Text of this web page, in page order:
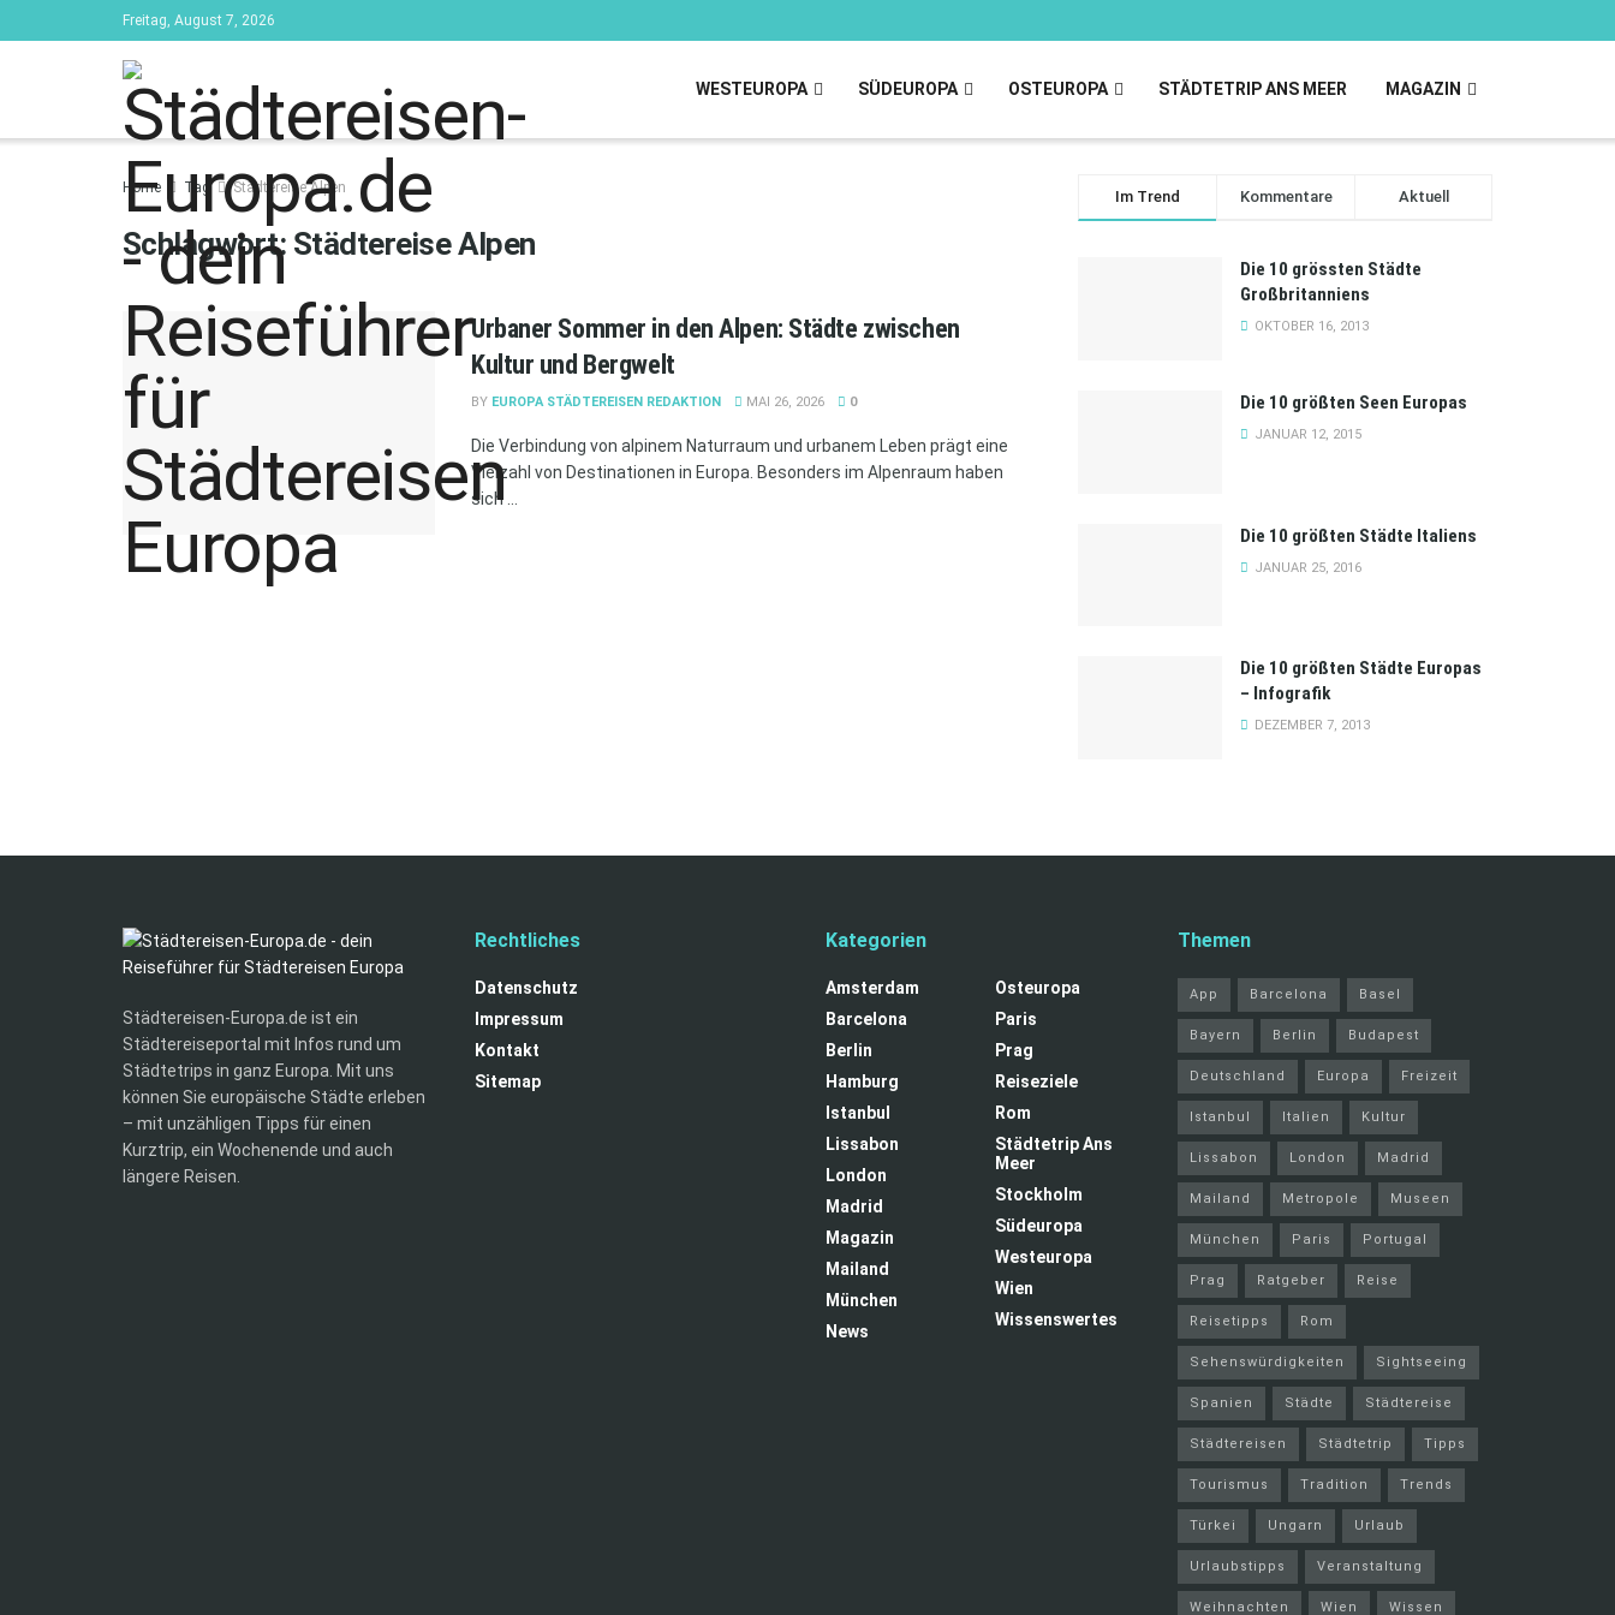
Freitag, August 7, 2026
WESTEUROPA SÜDEUROPA OSTEUROPA STÄDTETRIP ANS MEER MAGAZIN
Home Tag Städtereise Alpen
Schlagwort: Städtereise Alpen
Urbaner Sommer in den Alpen: Städte zwischen
Kultur und Bergwelt
BY EUROPA STÄDTEREISEN REDAKTION MAI 26, 2026 0
Die Verbindung von alpinem Naturraum und urbanem Leben prägt eine
Vielzahl von Destinationen in Europa. Besonders im Alpenraum haben
sich ...
Im Trend Kommentare Aktuell
Die 10 grössten Städte
Großbritanniens
OKTOBER 16, 2013
Die 10 größten Seen Europas
JANUAR 12, 2015
Die 10 größten Städte Italiens
JANUAR 25, 2016
Die 10 größten Städte Europas
– Infografik
DEZEMBER 7, 2013
Städtereisen-Europa.de ist ein
Städtereiseportal mit Infos rund um
Städtetrips in ganz Europa. Mit uns
können Sie europäische Städte erleben
– mit unzähligen Tipps für einen
Kurztrip, ein Wochenende und auch
längere Reisen.
Rechtliches
Datenschutz
Impressum
Kontakt
Sitemap
Kategorien
Amsterdam
Barcelona
Berlin
Hamburg
Istanbul
Lissabon
London
Madrid
Magazin
Mailand
München
News
Osteuropa
Paris
Prag
Reiseziele
Rom
Städtetrip Ans
Meer
Stockholm
Südeuropa
Westeuropa
Wien
Wissenswertes
Themen
App Barcelona Basel
Bayern Berlin Budapest
Deutschland Europa Freizeit
Istanbul Italien Kultur
Lissabon London Madrid
Mailand Metropole Museen
München Paris Portugal
Prag Ratgeber Reise
Reisetipps Rom
Sehenswürdigkeiten Sightseeing
Spanien Städte Städtereise
Städtereisen Städtetrip Tipps
Tourismus Tradition Trends
Türkei Ungarn Urlaub
Urlaubstipps Veranstaltung
Weihnachten Wien Wissen